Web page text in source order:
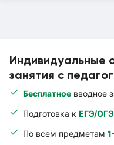
Индивидуальные
занятия с
Бесплатное вводное
Подготовка к ЕГЭ/
По всем предметам